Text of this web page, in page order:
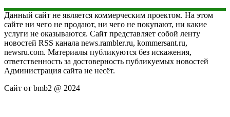
Данный сайт не является коммерческим проектом. На этом
сайте ни чего не продают, ни чего не покупают, ни какие
услуги не оказываются. Сайт представляет собой ленту
новостей RSS канала news.rambler.ru, kommersant.ru,
newsru.com. Материалы публикуются без искажения,
ответственность за достоверность публикуемых новостей
Администрация сайта не несёт.
Сайт от bmb2 @ 2024